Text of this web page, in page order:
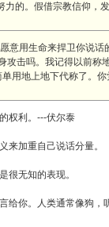
的。假借宗教信仰，
意用生命来捍卫你说话
攻击吗。我记得以前称
用地上地下代称了。
权利。---伏尔泰
来加重自己说话分量。
很无知的表现。
给你。人类通常像狗，